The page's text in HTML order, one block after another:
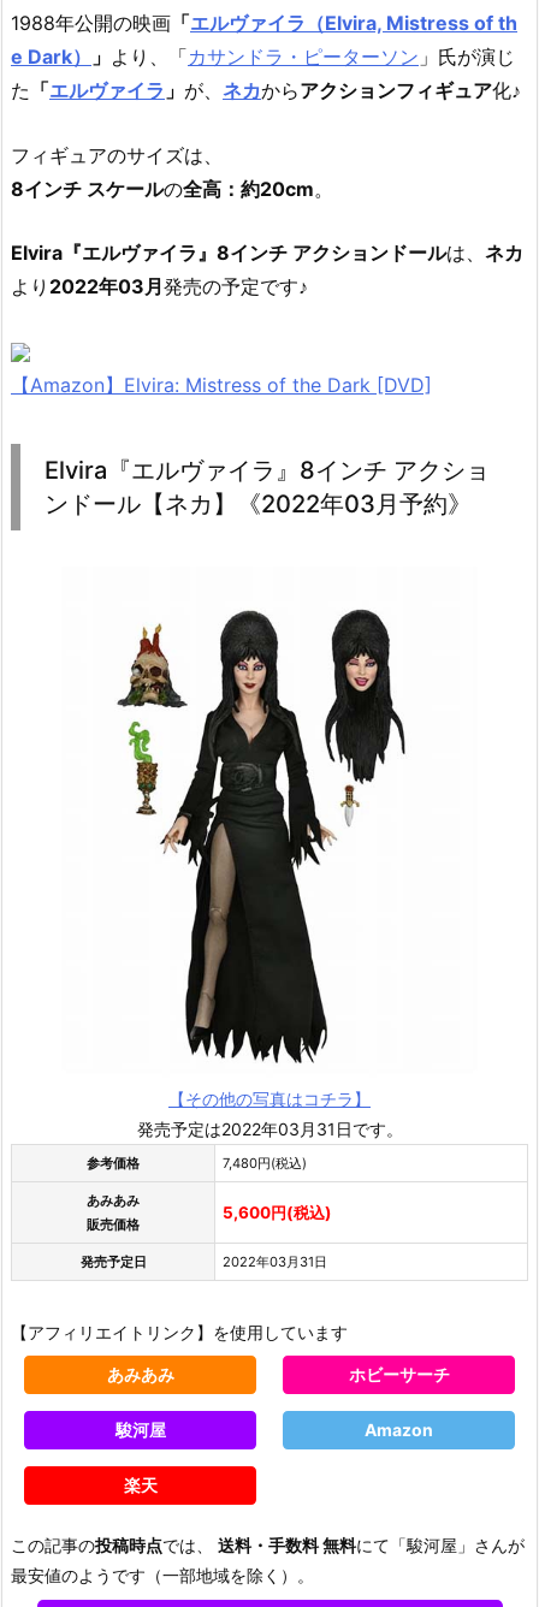
1988年公開の映画 「エルヴァイラ（Elvira, Mistress of th
e Dark）
」 より、「カサンドラ・ピーターソン 」氏が演じ
た 「エルヴァイラ 」 が、 ネカからアクションフィギュア化♪
フィギュアのサイズは、
8インチ スケールの全高：約20cm。
Elvira『エルヴァイラ』8インチ アクションドールは、 ネカ
より 2022年03月 発売の予定です♪
【Amazon】Elvira: Mistress of the Dark [DVD]
Elvira『エルヴァイラ』8インチ アクショ
ンドール【ネカ】《2022年03月予約》
【その他の写真はコチラ】
発売予定は2022年03月31日です。
参考価格 7,480円(税込)
あみあみ
販売価格
5,600円(税込)
発売予定日 2022年03月31日
【アフィリエイトリンク】を使用しています
あみあみ ホビーサーチ
駿河屋 Amazon
楽天
この記事の投稿時点では、 送料・手数料 無料にて「駿河屋」さんが
最安値のようです（一部地域を除く）。